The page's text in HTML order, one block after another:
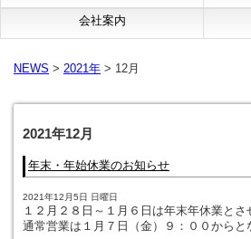
会社案内
NEWS > 2021年 > 12月
2021年12月
年末・年始休業のお知らせ
2021年12月5日 日曜日
１２月２８日～１月６日は年末年休業とさ
通常営業は１月７日（金）９：００からと